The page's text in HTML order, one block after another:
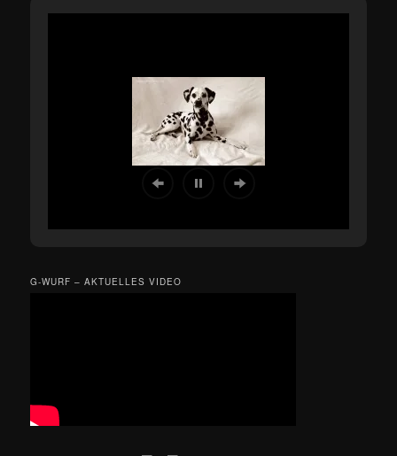
G-WURF – AKTUELLES VIDEO